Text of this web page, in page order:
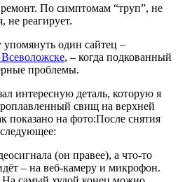
По симптомам “труп”, не
не реагирует.
один сайтец –
, – когда подкованный
проблемы.
интересную деталь, которую я
свищ на верхней
показано на фото:После снятия
(он правее), а что-то
– на веб-камеру и микрофон.